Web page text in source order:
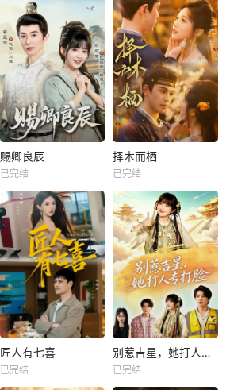
赐卿良辰
已完结
择木而栖
已完结
匠人有七喜
已完结
别惹吉星，她打人专打脸
已完结